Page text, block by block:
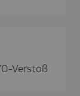
Verstoß